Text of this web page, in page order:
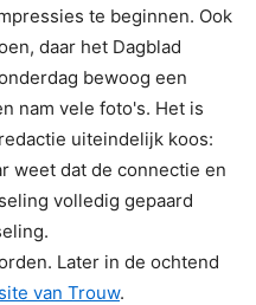
te beginnen. Ook
daar het Dagblad
bewoog een
nam vele foto's. Het is
uiteindelijk koos:
weet dat de connectie en
volledig gepaard
Later in de ochtend
van Trouw.